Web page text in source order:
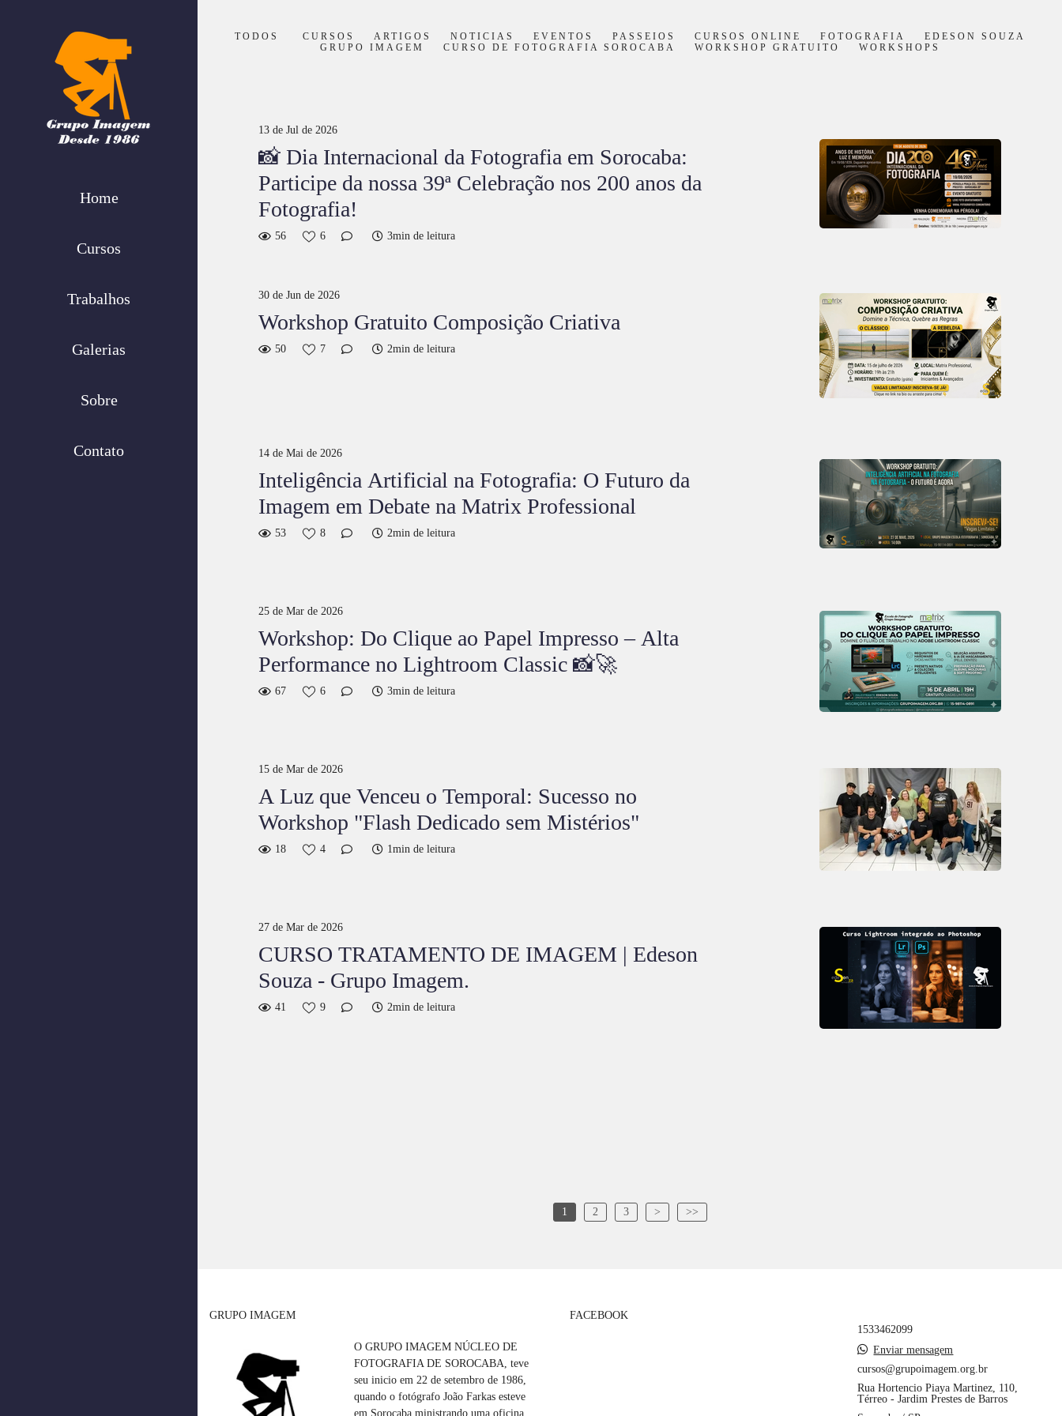
Home
Cursos
Trabalhos
Galerias
Sobre
Contato
TODOS CURSOS ARTIGOS NOTICIAS EVENTOS PASSEIOS CURSOS ONLINE FOTOGRAFIA
EDESON SOUZA
GRUPO IMAGEM
CURSO DE FOTOGRAFIA SOROCABA WORKSHOP GRATUITO WORKSHOPS
13 de Jul de 2026
📸 Dia Internacional da Fotografia em Sorocaba:
Participe da nossa 39ª Celebração nos 200 anos da
Fotografia!
56 6 3min de leitura
30 de Jun de 2026
Workshop Gratuito Composição Criativa
50 7 2min de leitura
14 de Mai de 2026
Inteligência Artificial na Fotografia: O Futuro da
Imagem em Debate na Matrix Professional
53 8 2min de leitura
25 de Mar de 2026
Workshop: Do Clique ao Papel Impresso – Alta
Performance no Lightroom Classic 📸🚀
67 6 3min de leitura
15 de Mar de 2026
A Luz que Venceu o Temporal: Sucesso no
Workshop "Flash Dedicado sem Mistérios"
18 4 1min de leitura
27 de Mar de 2026
CURSO TRATAMENTO DE IMAGEM | Edeson
Souza - Grupo Imagem.
41 9 2min de leitura
1 2 3 > >>
GRUPO IMAGEM
O GRUPO IMAGEM NÚCLEO DE
FOTOGRAFIA DE SOROCABA, teve
seu inicio em 22 de setembro de 1986,
quando o fotógrafo João Farkas esteve
em Sorocaba ministrando uma oficina
FACEBOOK
1533462099
Enviar mensagem
cursos@grupoimagem.org.br
Rua Hortencio Piaya Martinez, 110,
Térreo - Jardim Prestes de Barros